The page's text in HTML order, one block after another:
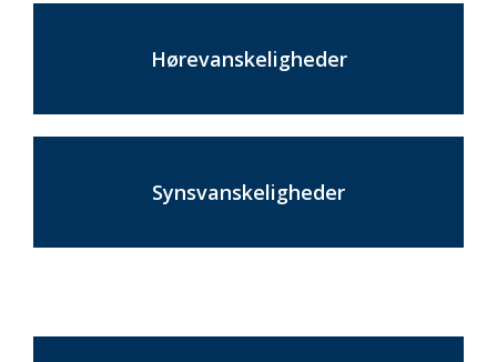
Hørevanskeligheder
Synsvanskeligheder